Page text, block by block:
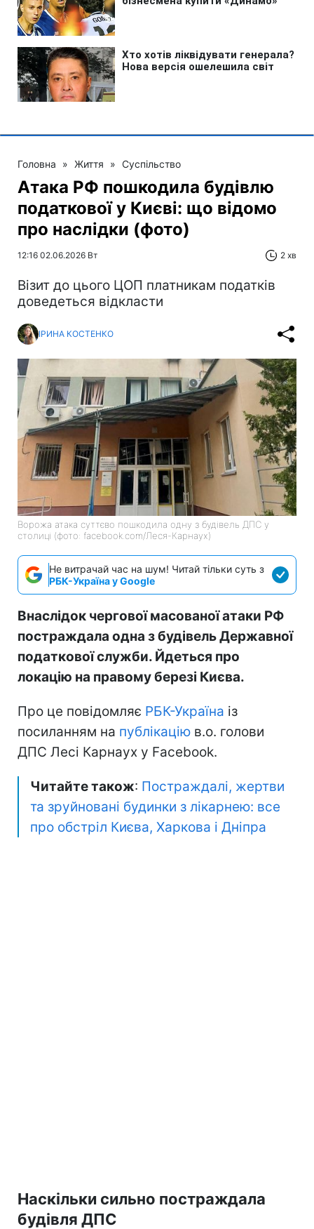
Головна » Життя » Суспільство
Атака РФ пошкодила будівлю
податкової у Києві: що відомо
про наслідки (фото)
12:16 02.06.2026 Вт 2 хв
Візит до цього ЦОП платникам податків
доведеться відкласти
ІРИНА КОСТЕНКО
Ворожа атака суттєво пошкодила одну з будівель ДПС у
столиці (фото: facebook.com/Леся-Карнаух)
Не витрачай час на шум! Читай тільки суть з
РБК-Україна у Google
Внаслідок чергової масованої атаки РФ
постраждала одна з будівель Державної
податкової служби. Йдеться про
локацію на правому березі Києва.
Про це повідомляє РБК-Україна із
посиланням на публікацію в.о. голови
ДПС Лесі Карнаух у Facebook.
Читайте також: Постраждалі, жертви
та зруйновані будинки з лікарнею: все
про обстріл Києва, Харкова і Дніпра
Наскільки сильно постраждала
будівля ДПС